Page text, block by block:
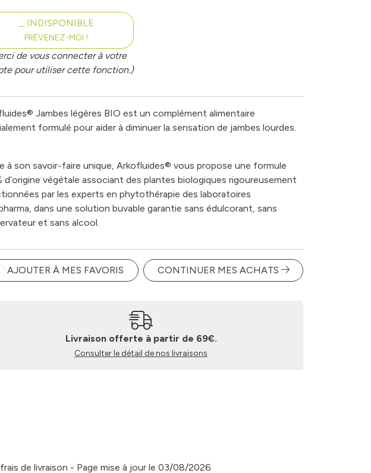
INDISPONIBLE
PRÉVENEZ-MOI !
de vous connecter à votre
pour utiliser cette fonction.)
Jambes légères BIO est un complément alimentaire
formulé pour aider à diminuer la sensation de jambes lourdes.
à son savoir-faire unique, Arkofluides® vous propose une formule
d’origine végétale associant des plantes biologiques rigoureusement
par les experts en phytothérapie des laboratoires
dans une solution buvable garantie sans édulcorant, sans
et sans alcool.
AJOUTER À MES FAVORIS CONTINUER MES ACHATS
Livraison offerte à partir de 69€.
Consulter le détail de nos livraisons
de livraison - Page mise à jour le 03/08/2026